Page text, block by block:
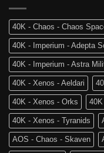
di
of
tra
40K - Chaos - Chaos
40K - Imperium - Adepta
40K - Imperium - Astra
40K - Xenos - Aeldari
40K - Xenos - Orks
40K - Xenos - Tyranids
AOS - Chaos - Skaven